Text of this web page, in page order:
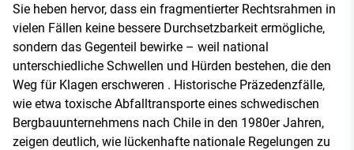
Sie heben hervor, dass ein fragmentierter Rechtsrahmen in
vielen Fällen keine bessere Durchsetzbarkeit ermögliche,
sondern das Gegenteil bewirke – weil national
unterschiedliche Schwellen und Hürden bestehen, die den
Weg für Klagen erschweren . Historische Präzedenzfälle,
wie etwa toxische Abfalltransporte eines schwedischen
Bergbauunternehmens nach Chile in den 1980er Jahren,
zeigen deutlich, wie lückenhafte nationale Regelungen zu